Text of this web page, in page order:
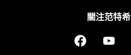
關注范特希
F
a
Y
o